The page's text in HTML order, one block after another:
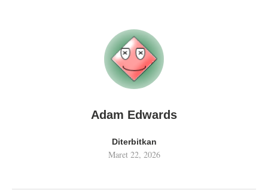
Adam Edwards
Diterbitkan
Maret 22, 2026